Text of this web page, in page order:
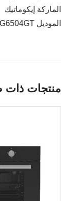
الماركة إيكوماتيك
الموديل G6504GT
منتجات ذات